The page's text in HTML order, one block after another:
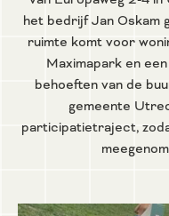
het bedrijf Jan Oskam
ruimte komt voor
Maximapark en
behoeften van de
gemeente
participatietraject,